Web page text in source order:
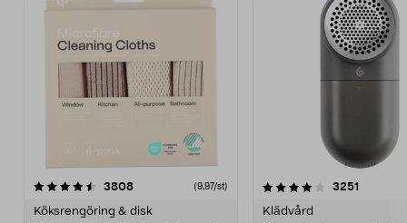
3808recensioner (9,97/st)
Köksrengöring & disk
4.0av 5 stjärnor 3251
Klädvård
4.5av 5 stjärnor